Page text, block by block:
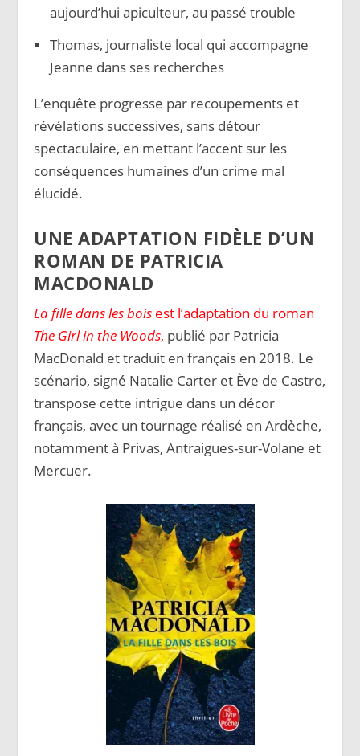
aujourd’hui apiculteur, au passé trouble
Thomas, journaliste local qui accompagne
Jeanne dans ses recherches
L’enquête progresse par recoupements et
révélations successives, sans détour
spectaculaire, en mettant l’accent sur les
conséquences humaines d’un crime mal
élucidé.
UNE ADAPTATION FIDÈLE D’UN
ROMAN DE PATRICIA
MACDONALD
La fille dans les bois est l’adaptation du roman
The Girl in the Woods, publié par Patricia
MacDonald et traduit en français en 2018. Le
scénario, signé Natalie Carter et Ève de Castro,
transpose cette intrigue dans un décor
français, avec un tournage réalisé en Ardèche,
notamment à Privas, Antraigues-sur-Volane et
Mercuer.